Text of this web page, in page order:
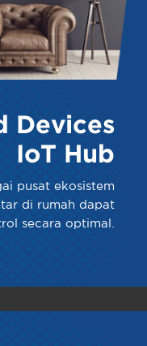
Devices
IoT Hub
pusat ekosistem
di rumah dapat
secara optimal.